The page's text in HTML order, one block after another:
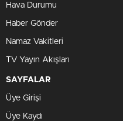
Hava Durumu
Haber Gönder
Namaz Vakitleri
TV Yayın Akışları
SAYFALAR
Üye Girişi
Üye Kaydı